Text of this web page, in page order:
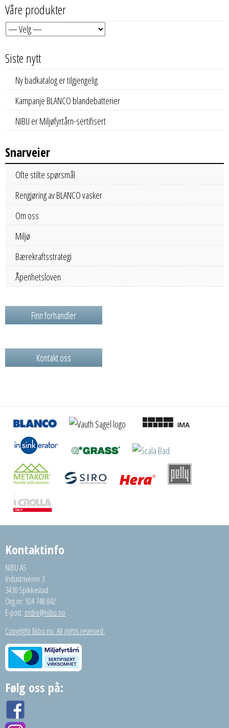
Våre produkter
Siste nytt
Ny badkatalog er tilgjengelig
Kampanje BLANCO blandebatterier
NIBU er Miljøfyrtårn-sertifisert
Snarveier
Ofte stilte spørsmål
Rengjøring av BLANCO vasker
Om oss
Miljø
Bærekraftsstrategi
Åpenhetsloven
Finn forhandler
Kontakt oss
Kontaktinfo
NIBU AS
Industriveien 3
3430 Spikkestad
Org.nr: 924 748 842
E-post: ordre@nibu.no
Copyright Nibu.no. All rights reserved.
Følg oss på: